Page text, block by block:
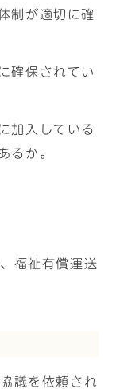
制が適切に確
確保されてい
加入している
るか。
福祉有償運送
議を依頼され